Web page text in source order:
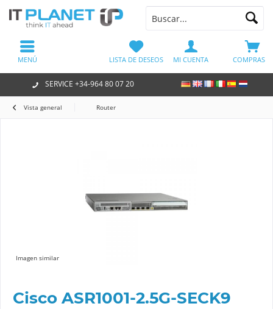
SERVICE +34-964 80 07 20
COMPRAS
LISTA DE DESEOS MI CUENTA
MENÚ
Vista general Router
Imagen similar
Cisco ASR1001-2.5G-SECK9